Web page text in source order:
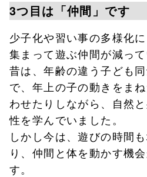
3つ目は「仲間」です
少子化や習い事の多様化
集まって遊ぶ仲間が減って
昔は、年齢の違う子ども
で、年上の子の動きをま
わせたりしながら、自然
性を学んでいました。
しかし今は、遊びの時間
り、仲間と体を動かす機
す。